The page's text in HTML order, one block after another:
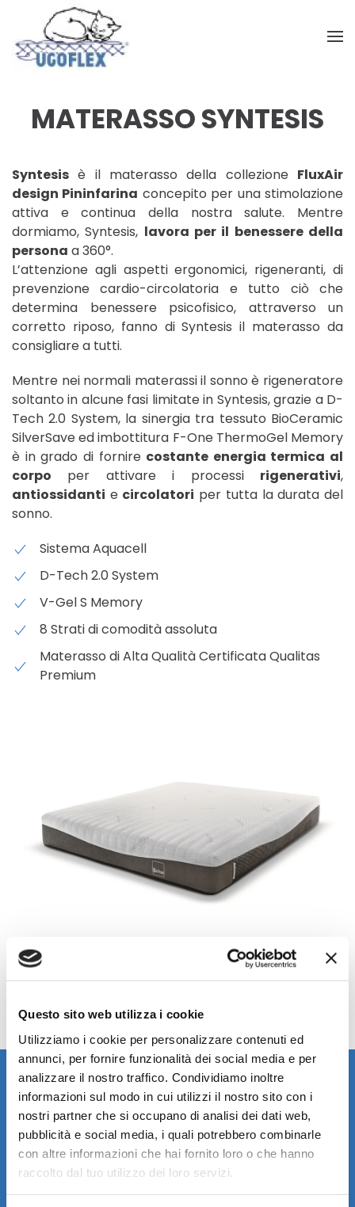
Questo sito web utilizza i cookie
Utilizziamo i cookie per personalizzare contenuti ed
annunci, per fornire funzionalità dei social media e per
analizzare il nostro traffico. Condividiamo inoltre
informazioni sul modo in cui utilizzi il nostro sito con i
nostri partner che si occupano di analisi dei dati web,
pubblicità e social media, i quali potrebbero combinarle
con altre informazioni che hai fornito loro o che hanno
raccolto dal tuo utilizzo dei loro servizi.
Skip to main content
MATERASSO SYNTESIS
Syntesis è il materasso della collezione FluxAir
design Pininfarina concepito per una stimolazione
attiva e continua della nostra salute. Mentre
dormiamo, Syntesis, lavora per il benessere della
persona a 360°.
L’attenzione agli aspetti ergonomici, rigeneranti, di
prevenzione cardio-circolatoria e tutto ciò che
determina benessere psicofisico, attraverso un
corretto riposo, fanno di Syntesis il materasso da
consigliare a tutti.
Mentre nei normali materassi il sonno è rigeneratore
soltanto in alcune fasi limitate in Syntesis, grazie a D-
Tech 2.0 System, la sinergia tra tessuto BioCeramic
SilverSave ed imbottitura F-One ThermoGel Memory
è in grado di fornire costante energia termica al
corpo per attivare i processi rigenerativi,
antiossidanti e circolatori per tutta la durata del
sonno.
Sistema Aquacell
D-Tech 2.0 System
V-Gel S Memory
8 Strati di comodità assoluta
Materasso di Alta Qualità Certificata Qualitas
Premium
RIVESTIMENTO
Tessuto Bioceramic SilverSave: Uno speciale fi lato
arricchito con ioni bio-ceramici e puro argento
SilverSave crea una miscela in grado di utilizzare
l’energia termica del corpo sprigionata durante il